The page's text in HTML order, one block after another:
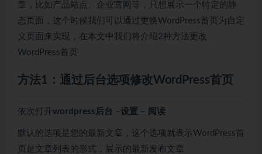
章，比如产品站点、企业官网等，只想展示一个特定的静
态页面，这个时候我们可以通过更换WordPress首页为自定
义页面来实现，在本文中我们将介绍2种方法更改
WordPress首页
方法1：通过后台选项修改WordPress首页
依次打开wordpress后台 –设置 – 阅读
默认的选项是您的最新文章，这个选项就表示WordPress首
页是文章列表的形式，展示的最新发布文章